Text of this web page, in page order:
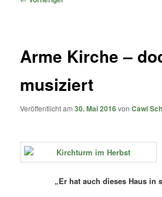
Arme Kirche –
musiziert
Veröffentlicht am30. Mai 2016vonCawi
„Er hat auch dieses Haus in